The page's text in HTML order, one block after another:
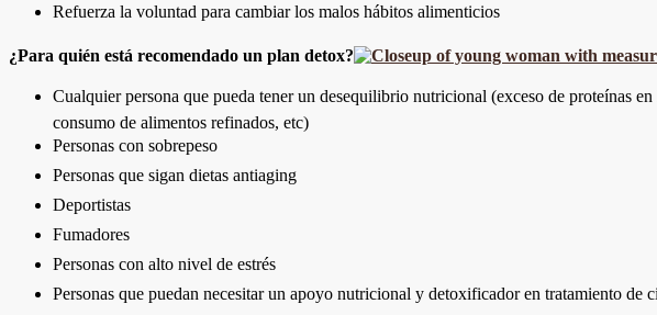
Refuerza la voluntad para cambiar los malos hábitos alimenticios
¿Para quién está recomendado un plan detox?
Cualquier persona que pueda tener un desequilibrio nutricional (exceso de proteínas
consumo de alimentos refinados, etc)
Personas con sobrepeso
Personas que sigan dietas antiaging
Deportistas
Fumadores
Personas con alto nivel de estrés
Personas que puedan necesitar un apoyo nutricional y detoxificador en tratamiento de